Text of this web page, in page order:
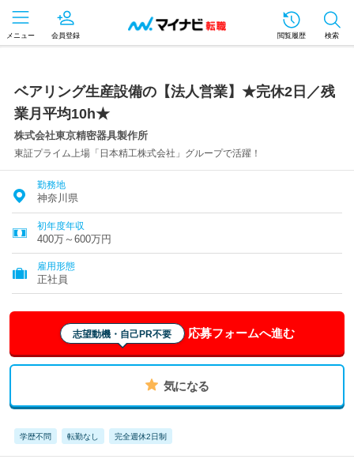
メニュー 会員登録 閲覧履歴 検索
ベアリング生産設備の【法人営業】★完休2日／残
業月平均10h★
株式会社東京精密器具製作所
東証プライム上場「日本精工株式会社」グループで活躍！
勤務地
神奈川県
初年度年収
400万～600万円
雇用形態
正社員
志望動機・自己PR不要 応募フォームへ進む
気になる
学歴不問 転勤なし 完全週休2日制